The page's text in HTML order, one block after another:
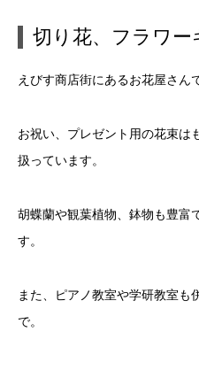
切り花、フラワー
えびす商店街にあるお花屋さん
お祝い、プレゼント用の花束は
扱っています。
胡蝶蘭や観葉植物、鉢物も豊富
す。
また、ピアノ教室や学研教室も
で。